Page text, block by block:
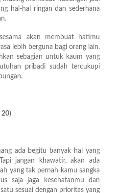
hal-hal ringan dan sederhana
akan membuat hatimu
lebih berguna bagi orang lain.
sebagian untuk kaum yang
pribadi sudah tercukupi
20)
ada begitu banyak hal yang
jangan khawatir, akan ada
yang tak pernah kamu sangka
saja jaga kesehatanmu dan
sesuai dengan prioritas yang